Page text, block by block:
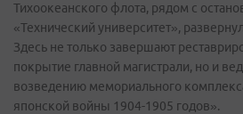
Тихоокеанского флота, рядом с
«Технический университет»,
Здесь не только завершают
покрытие главной магистрали, но и
возведению мемориального
японской войны 1904-1905 годов».